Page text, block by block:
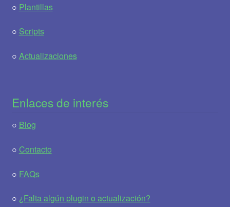
○ Plantillas
○ Scripts
○ Actualizaciones
Enlaces de interés
○ Blog
○ Contacto
○ FAQs
○ ¿Falta algún plugin o actualización?